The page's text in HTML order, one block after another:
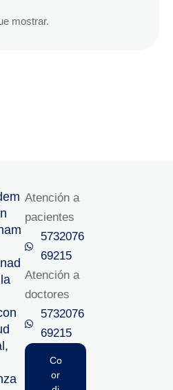
mostrar.
Atención a
pacientes
5732076
69215‬
Atención a
doctores
5732076
69215‬
Co
or